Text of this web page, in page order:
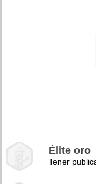
Élite oro
Tener